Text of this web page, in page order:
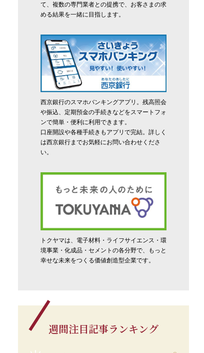
て、複数の専門業者との提携で、お客さまの求
める結果を一緒に目指します。
西京銀行のスマホバンキングアプリ。残高照会
や振込、定期預金の手続きなどをスマートフォ
ンで簡単・便利に利用できます。
口座開設や各種手続きもアプリで完結。詳しく
は西京銀行までお気軽にお問い合わせくださ
い。
トクヤマは、電子材料・ライフサイエンス・環
境事業・化成品・セメントの各分野で、もっと
幸せな未来をつくる価値創造型企業です。
週間注目記事ランキング